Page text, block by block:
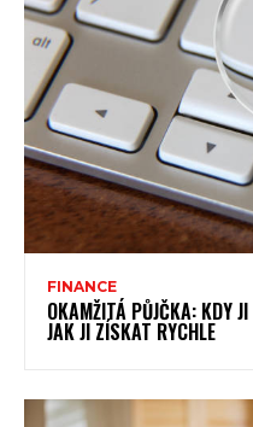
FINANCE
OKAMŽITÁ PŮJČKA: KDY
JAK JI ZÍSKAT RYCHLE